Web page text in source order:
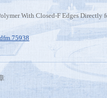
With Closed-F Edges